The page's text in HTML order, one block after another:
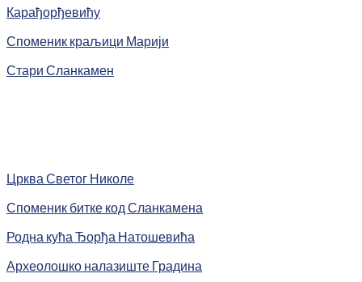
Карађорђевићу
Споменик краљици Марији
Стари Сланкамен
Црква Светог Николе
Споменик битке код Сланкамена
Родна кућа Ђорђа Натошевића
Археолошко налазиште Градина